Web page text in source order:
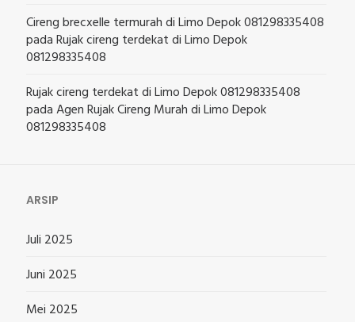
Cireng brecxelle termurah di Limo Depok 081298335408
padaRujak cireng terdekat di Limo Depok
081298335408
Rujak cireng terdekat di Limo Depok 081298335408
padaAgen Rujak Cireng Murah di Limo Depok
081298335408
ARSIP
Juli 2025
Juni 2025
Mei 2025